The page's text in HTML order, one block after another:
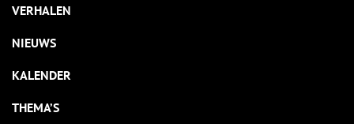
VERHALEN
NIEUWS
KALENDER
THEMA’S